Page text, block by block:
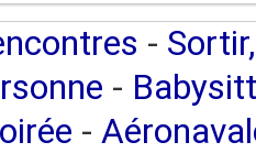
-
-
-